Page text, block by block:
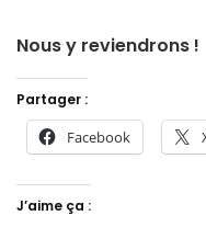
Nous y reviendrons !
Partager :
Facebook
J’aime ça :